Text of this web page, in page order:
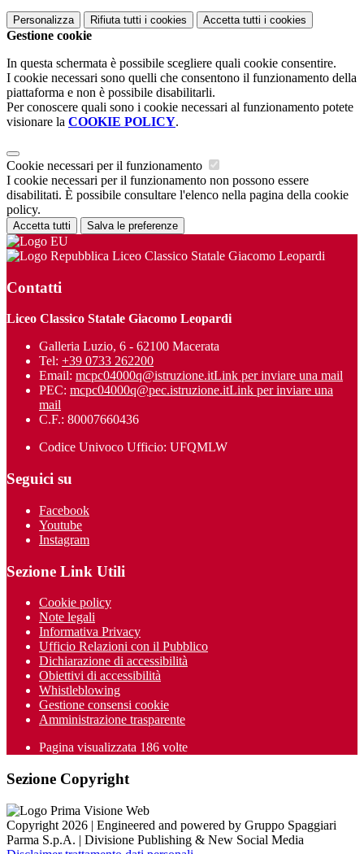
Personalizza Rifiuta tutti i cookies Accetta tutti i cookies
Gestione cookie
In questa schermata è possibile scegliere quali cookie consentire.
I cookie necessari sono quelli che consentono il funzionamento della
piattaforma e non è possibile disabilitarli.
Per conoscere quali sono i cookie necessari al funzionamento potete
visionare la COOKIE POLICY.
Cookie necessari per il funzionamento
I cookie necessari per il funzionamento non possono essere
disabilitati. È possibile consultare l'elenco nella pagina della cookie
policy.
Accetta tutti Salva le preferenze
Liceo Classico Statale Giacomo Leopardi
Contatti
Liceo Classico Statale Giacomo Leopardi
Galleria Luzio, 6 - 62100 Macerata
Tel: +39 0733 262200
Email: mcpc04000q@istruzione.itLink per inviare una mail
PEC: mcpc04000q@pec.istruzione.itLink per inviare una
mail
C.F.: 80007660436
Codice Univoco Ufficio: UFQMLW
Seguici su
Facebook
Youtube
Instagram
Sezione Link Utili
Cookie policy
Note legali
Informativa Privacy
Ufficio Relazioni con il Pubblico
Dichiarazione di accessibilità
Obiettivi di accessibilità
Whistleblowing
Gestione consensi cookie
Amministrazione trasparente
Pagina visualizzata 186 volte
Sezione Copyright
Copyright 2026 | Engineered and powered by Gruppo Spaggiari
Parma S.p.A. | Divisione Publishing & New Social Media